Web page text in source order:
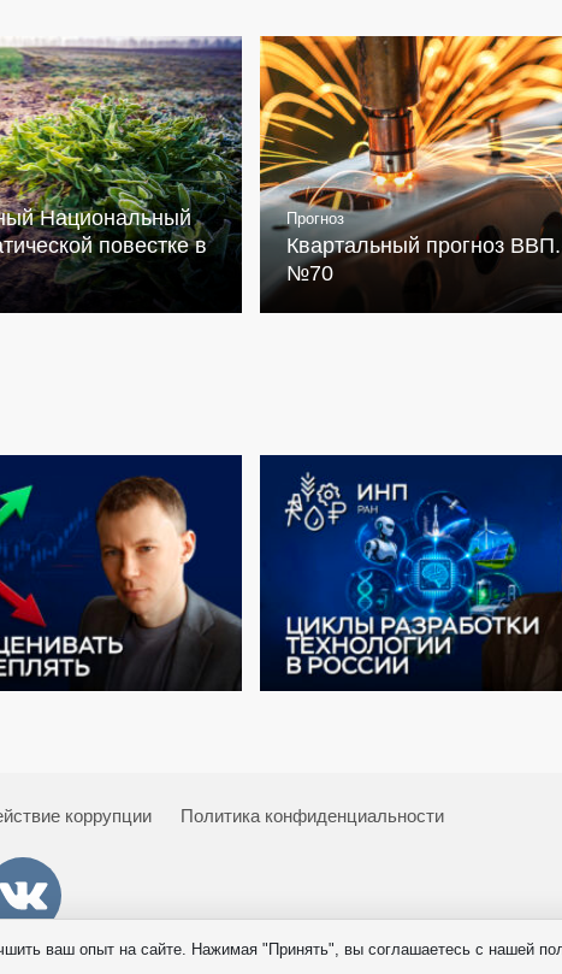
Национальный
повестке в
Прогноз
Квартальный прогноз
№70
коррупции Политика конфиденциальности
ваш опыт на сайте. Нажимая "Принять", вы соглашаетесь с нашей